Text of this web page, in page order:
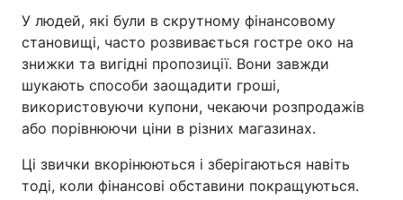
У людей, які були в скрутному фінансовому
становищі, часто розвивається гостре око на
знижки та вигідні пропозиції. Вони завжди
шукають способи заощадити гроші,
використовуючи купони, чекаючи розпродажів
або порівнюючи ціни в різних магазинах.
Ці звички вкорінюються і зберігаються навіть
тоді, коли фінансові обставини покращуються.